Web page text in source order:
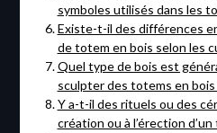
symboles utilisés dans les
Existe-t-il des différences
de totem en bois selon les
Quel type de bois est
sculpter des totems en
Y a-t-il des rituels ou des
création ou à l’érection